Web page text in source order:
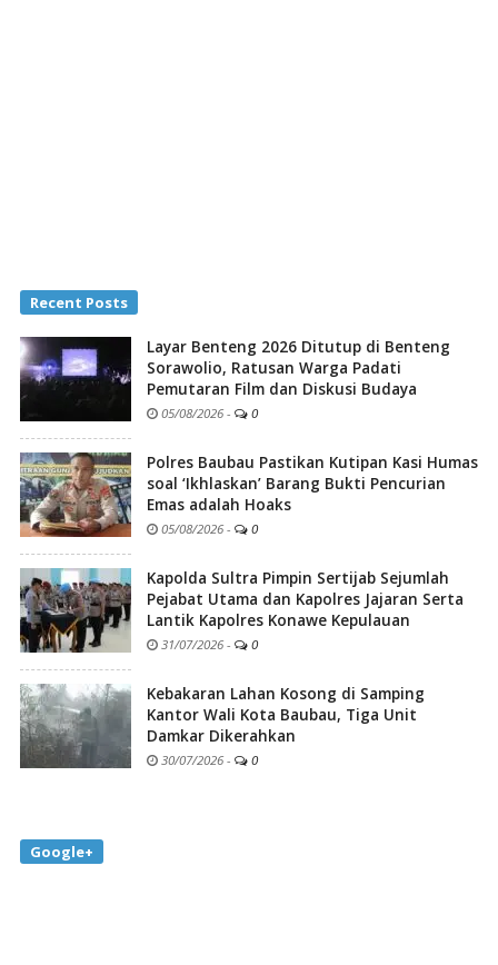
Recent Posts
Layar Benteng 2026 Ditutup di Benteng
Sorawolio, Ratusan Warga Padati
Pemutaran Film dan Diskusi Budaya
05/08/2026 - 0
Polres Baubau Pastikan Kutipan Kasi Humas
soal ‘Ikhlaskan’ Barang Bukti Pencurian
Emas adalah Hoaks
05/08/2026 - 0
Kapolda Sultra Pimpin Sertijab Sejumlah
Pejabat Utama dan Kapolres Jajaran Serta
Lantik Kapolres Konawe Kepulauan
31/07/2026 - 0
Kebakaran Lahan Kosong di Samping
Kantor Wali Kota Baubau, Tiga Unit
Damkar Dikerahkan
30/07/2026 - 0
Google+